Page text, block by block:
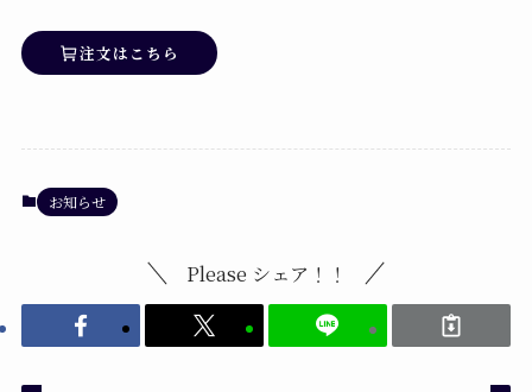
注文はこちら
お知らせ
Please シェア！！